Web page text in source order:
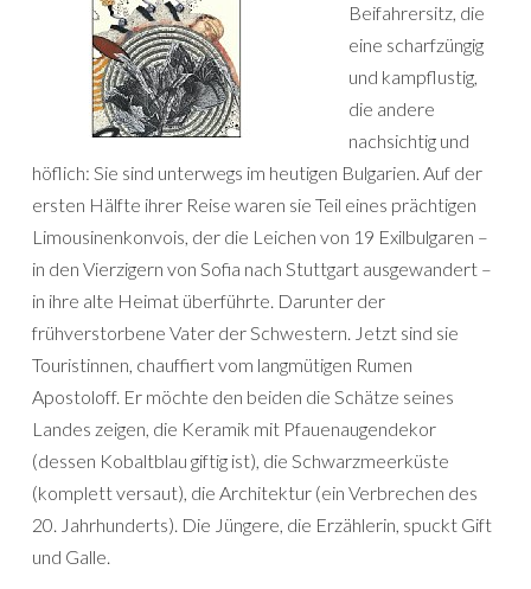
Beifahrersitz, die
eine scharfzüngig
und kampflustig,
die andere
nachsichtig und
höflich: Sie sind unterwegs im heutigen Bulgarien. Auf der
ersten Hälfte ihrer Reise waren sie Teil eines prächtigen
Limousinenkonvois, der die Leichen von 19 Exilbulgaren –
in den Vierzigern von Sofia nach Stuttgart ausgewandert –
in ihre alte Heimat überführte. Darunter der
frühverstorbene Vater der Schwestern. Jetzt sind sie
Touristinnen, chauffiert vom langmütigen Rumen
Apostoloff. Er möchte den beiden die Schätze seines
Landes zeigen, die Keramik mit Pfauenaugendekor
(dessen Kobaltblau giftig ist), die Schwarzmeerküste
(komplett versaut), die Architektur (ein Verbrechen des
20. Jahrhunderts). Die Jüngere, die Erzählerin, spuckt Gift
und Galle.